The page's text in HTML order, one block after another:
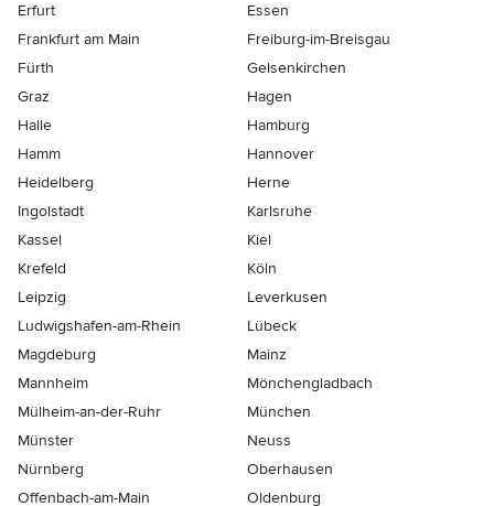
Erfurt
Essen
Frankfurt am Main
Freiburg-im-Breisgau
Fürth
Gelsenkirchen
Graz
Hagen
Halle
Hamburg
Hamm
Hannover
Heidelberg
Herne
Ingolstadt
Karlsruhe
Kassel
Kiel
Krefeld
Köln
Leipzig
Leverkusen
Ludwigshafen-am-Rhein
Lübeck
Magdeburg
Mainz
Mannheim
Mönchen­gladbach
Mülheim-an-der-Ruhr
München
Münster
Neuss
Nürnberg
Oberhausen
Offenbach-am-Main
Oldenburg